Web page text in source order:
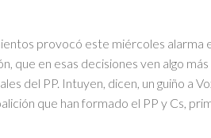
provocó este miércoles alarma
que en esas decisiones ven algo más
del PP. Intuyen, dicen, un guiño a
que han formado el PP y Cs,